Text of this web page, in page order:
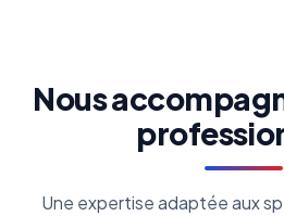
Nous
Une expertise adaptée aux